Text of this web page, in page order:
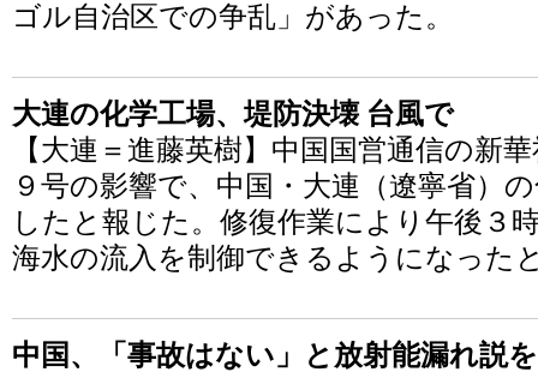
ゴル自治区での争乱」があった。
大連の化学工場、堤防決壊 台風で
【大連＝進藤英樹】中国国営通信の新
９号の影響で、中国・大連（遼寧省）
したと報じた。修復作業により午後３
海水の流入を制御できるようになった
中国、「事故はない」と放射能漏れ説